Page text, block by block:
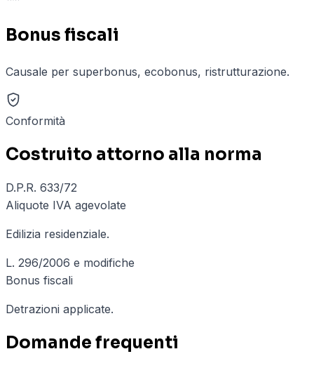
Bonus fiscali
Causale per superbonus, ecobonus, ristrutturazione.
Conformità
Costruito attorno alla norma
D.P.R. 633/72
Aliquote IVA agevolate
Edilizia residenziale.
L. 296/2006 e modifiche
Bonus fiscali
Detrazioni applicate.
Domande frequenti